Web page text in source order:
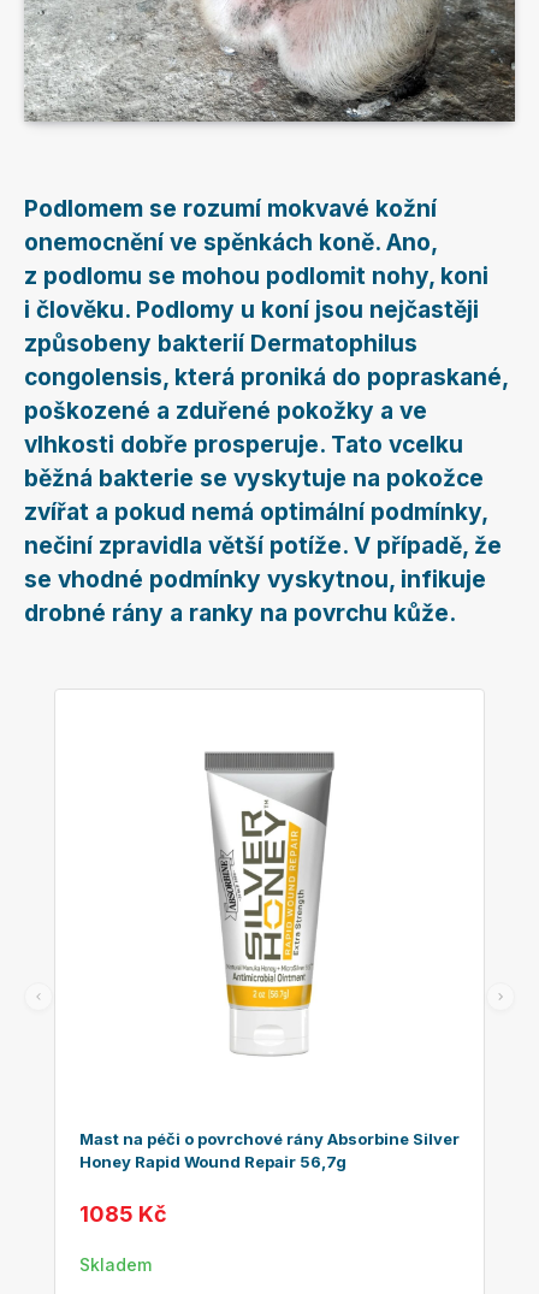
Podlomem se rozumí mokvavé kožní
onemocnění ve spěnkách koně. Ano,
z podlomu se mohou podlomit nohy, koni
i člověku. Podlomy u koní jsou nejčastěji
způsobeny bakterií Dermatophilus
congolensis, která proniká do popraskané,
poškozené a zduřené pokožky a ve
vlhkosti dobře prosperuje. Tato vcelku
běžná bakterie se vyskytuje na pokožce
zvířat a pokud nemá optimální podmínky,
nečiní zpravidla větší potíže. V případě, že
se vhodné podmínky vyskytnou, infikuje
drobné rány a ranky na povrchu kůže.
Mast na péči o povrchové rány Absorbine Silver
Honey Rapid Wound Repair 56,7g
1085 Kč
Skladem